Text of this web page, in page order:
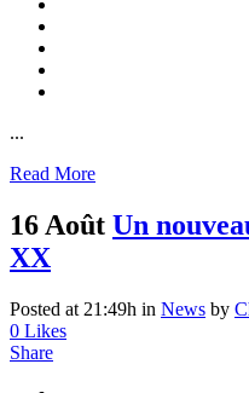
...
Read More
16 Août Un
XX
Posted at 21:49h in News by
0 Likes
Share